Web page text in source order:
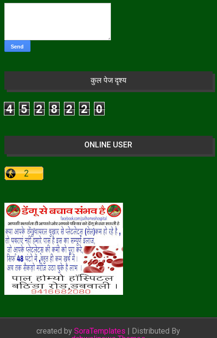
कुल पेज दृश्य
4 5 2 8 2 2 0
ONLINE USER
created bySoraTemplates | Distributed By